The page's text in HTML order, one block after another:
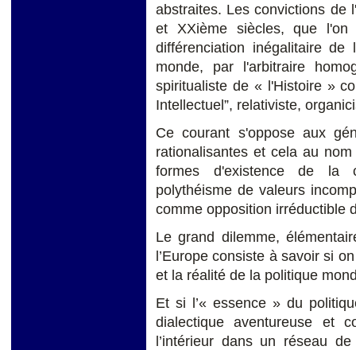
abstraites. Les convictions de
et XXième siècles, que
différenciation inégalitaire
monde, par l'arbitraire
spiritualiste de « l'Histoire »
Intellectuel”, relativiste,
Ce courant s'oppose aux
rationalisantes et cela au
formes d'existence de la
polythéisme de valeurs
comme opposition irréductible
Le grand dilemme,
l’Europe consiste à savoir si
et la réalité de la politique
Et si l’« essence » du
dialectique aventureuse et
l’intérieur dans un réseau